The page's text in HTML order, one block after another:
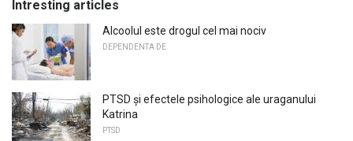
Intresting articles
Alcoolul este drogul cel mai nociv
DEPENDENTA DE
PTSD și efectele psihologice ale uraganului
Katrina
PTSD